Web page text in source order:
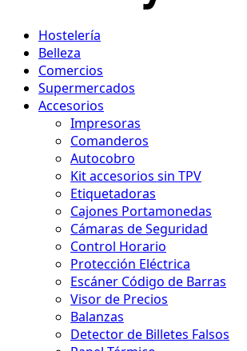
Hostelería
Belleza
Comercios
Supermercados
Accesorios
Impresoras
Comanderos
Autocobro
Kit accesorios sin TPV
Etiquetadoras
Cajones Portamonedas
Cámaras de Seguridad
Control Horario
Protección Eléctrica
Escáner Código de Barras
Visor de Precios
Balanzas
Detector de Billetes Falsos